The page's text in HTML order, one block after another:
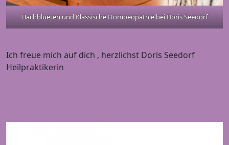
Bachblueten und Klassische Homoeopathie bei Doris Seedorf
Ich freue mich auf dich , herzlichst Doris Seedorf
Heilpraktikerin